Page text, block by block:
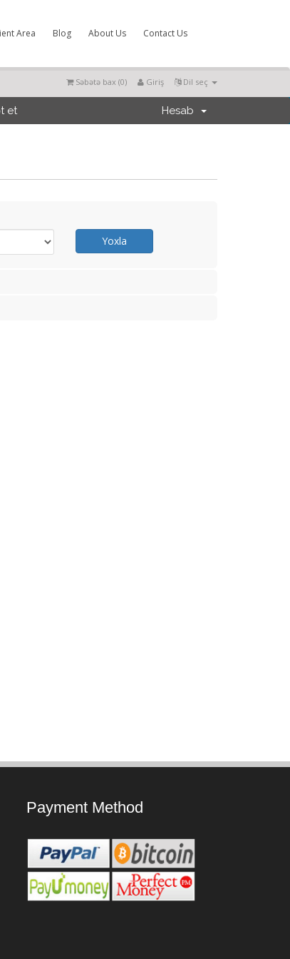
Area Blog About Us Contact Us
Dil seç
Giriş
Səbətə bax (0)
et Hesab
Yoxla
Payment Method